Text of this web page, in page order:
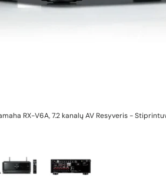
RX-V6A, 7.2 kanalų AV Resyveris -